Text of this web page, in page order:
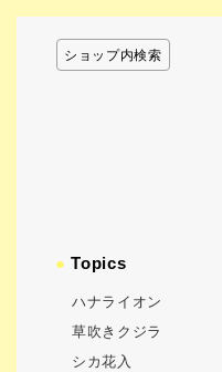
ショップ内検索
●Topics
ハナライオン
草吹きクジラ
シカ花入